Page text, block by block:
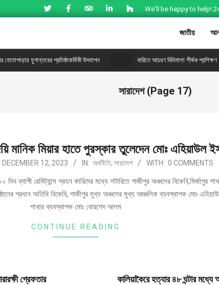
We'll be happy to help!
জাতীয়
হোতাপাড়ায় যুগান্তরের প্রতিষ্ঠাবার্ষিকী উদযাপন বারিতে আচরণ বিধিমালা শীর্ষক প্রশিক্ষণ
সারাদেশ(Page 17)
মানিক মিয়ার হাতে পুরস্কার তুলেদেন মোঃ এহিয়াউল
DECEMBER 12, 2023 IN: অর্থনীতি,সারাদেশ WITH: 0 COMMENTS
দিন ব্যাপী রেমিট্যান্স গ্রহন কারিদের মধ্যে লটারিতে গাজীপুর অঞ্চলের বিকেবি,মির্জাপুর
প্রধান অতিথি বিকেবি, গাজীপুর মুখ্য অঞ্চলের মুখ্য আঞ্চলিক ব্যবস্থাপক মোঃ
শাখার ব্যবস্থাপক মোঃ খোরশেদ আলম
CONTINUE READING
গ্রেফতার কালিয়াকৈরে হত্যার ৪৮ ঘন্টার